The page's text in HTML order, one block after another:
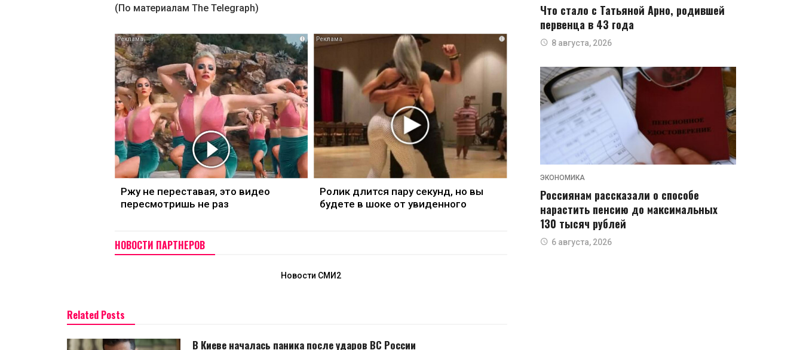
(По материалам The Telegraph)
i
Ржу не переставая, это видео
пересмотришь не раз
i
Ролик длится пару секунд, но вы
будете в шоке от увиденного
НОВОСТИ ПАРТНЕРОВ
Новости СМИ2
Related Posts
В Киеве началась паника после ударов ВС России
Что стало с Татьяной Арно, родившей
первенца в 43 года
8 августа, 2026
ЭКОНОМИКА
Россиянам рассказали о способе
нарастить пенсию до максимальных
130 тысяч рублей
6 августа, 2026